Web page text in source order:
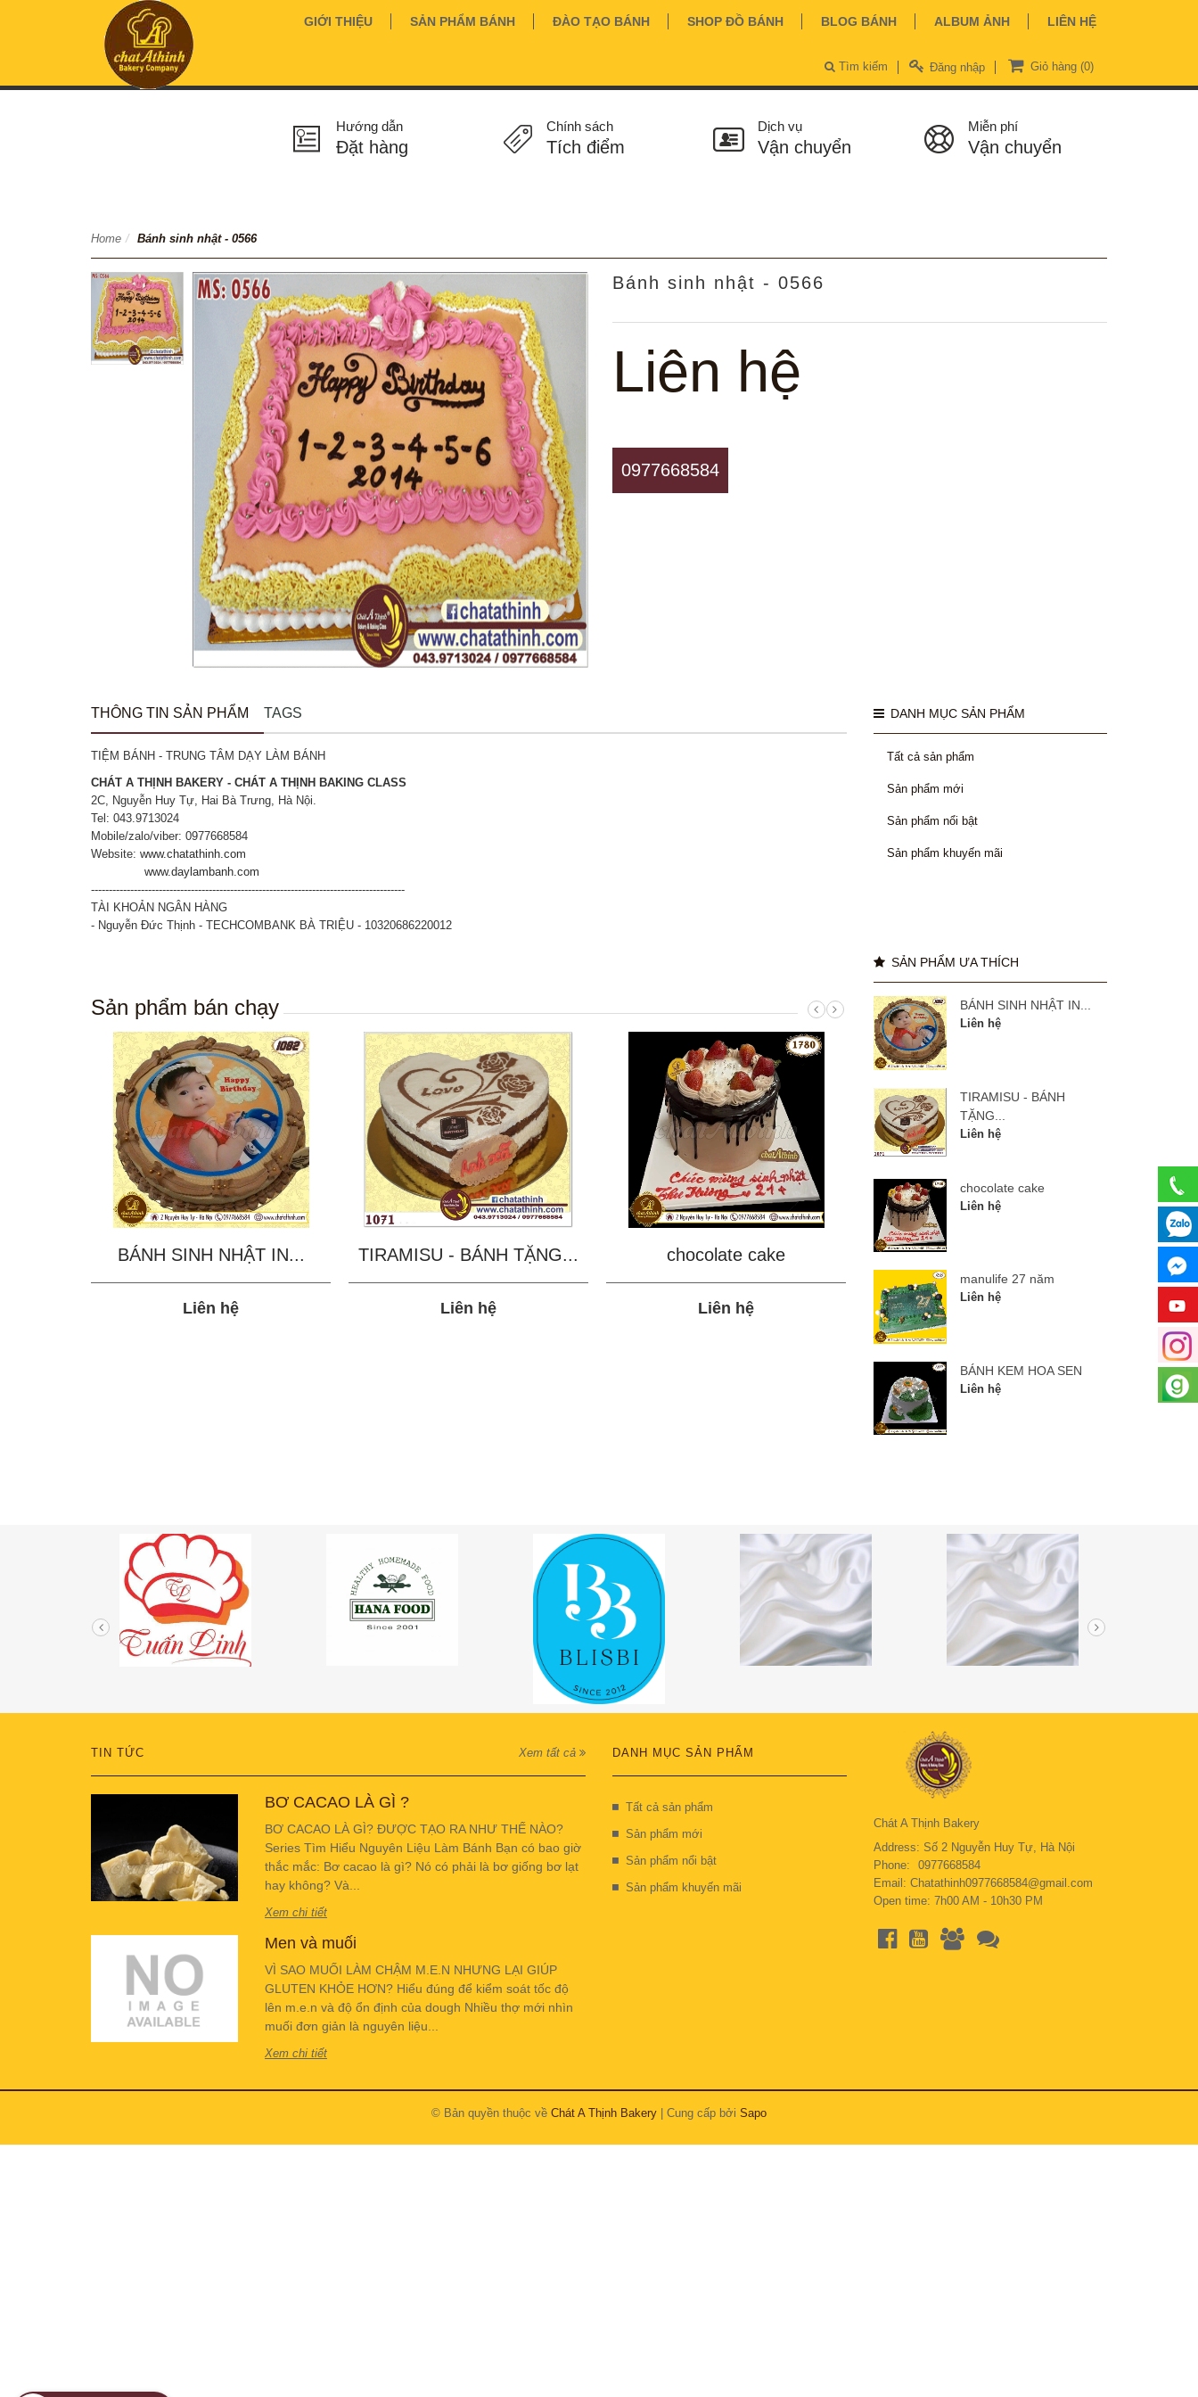
GIỚI THIỆU SẢN PHẨM BÁNH ĐÀO TẠO BÁNH SHOP ĐỒ BÁNH BLOG BÁNH ALBUM ẢNH LIÊN HỆ
Giỏ hàng (0)
Đăng nhập
Tìm kiếm
Hướng dẫn
Đặt hàng
Chính sách
Tích điểm
Dịch vụ
Vận chuyển
Miễn phí
Vận chuyển
Home / Bánh sinh nhật - 0566
Bánh sinh nhật - 0566
Liên hệ
0977668584
THÔNG TIN SẢN PHẨM TAGS
TIỆM BÁNH - TRUNG TÂM DẠY LÀM BÁNH
CHÁT A THỊNH BAKERY - CHÁT A THỊNH BAKING CLASS
2C, Nguyễn Huy Tự, Hai Bà Trưng, Hà Nội.
Tel: 043.9713024
Mobile/zalo/viber: 0977668584
Website: www.chatathinh.com
www.daylambanh.com
----------------------------------------------------------------------------------------
TÀI KHOẢN NGÂN HÀNG
- Nguyễn Đức Thịnh - TECHCOMBANK BÀ TRIỆU - 10320686220012
Sản phẩm bán chạy
BÁNH SINH NHẬT IN...
Liên hệ
TIRAMISU - BÁNH TẶNG...
Liên hệ
chocolate cake
Liên hệ
manulife 27 năm
Liên hệ
DANH MỤC SẢN PHẨM
Tất cả sản phẩm
Sản phẩm mới
Sản phẩm nổi bật
Sản phẩm khuyến mãi
SẢN PHẨM ƯA THÍCH
BÁNH SINH NHẬT IN...
Liên hệ
TIRAMISU - BÁNH
TẶNG...
Liên hệ
chocolate cake
Liên hệ
manulife 27 năm
Liên hệ
BÁNH KEM HOA SEN
Liên hệ
TIN TỨC Xem tất cả
BƠ CACAO LÀ GÌ ?
BƠ CACAO LÀ GÌ? ĐƯỢC TẠO RA NHƯ THẾ NÀO?
Series Tìm Hiểu Nguyên Liệu Làm Bánh Bạn có bao giờ
thắc mắc: Bơ cacao là gì? Nó có phải là bơ giống bơ lạt
hay không? Và...
Xem chi tiết
Men và muối
VÌ SAO MUỐI LÀM CHẬM M.E.N NHƯNG LẠI GIÚP
GLUTEN KHỎE HƠN? Hiểu đúng để kiểm soát tốc độ
lên m.e.n và độ ổn định của dough Nhiều thợ mới nhìn
muối đơn giản là nguyên liệu...
Xem chi tiết
DANH MỤC SẢN PHẨM
Tất cả sản phẩm
Sản phẩm mới
Sản phẩm nổi bật
Sản phẩm khuyến mãi
Chát A Thịnh Bakery
Address: Số 2 Nguyễn Huy Tự, Hà Nội
Phone:
0977668584
Email: Chatathinh0977668584@gmail.com
Open time: 7h00 AM - 10h30 PM
© Bản quyền thuộc về Chát A Thịnh Bakery | Cung cấp bởi Sapo